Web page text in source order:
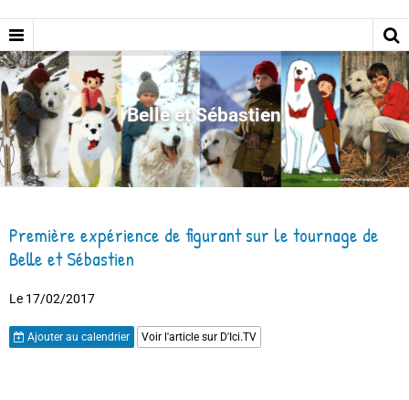
Belle et Sébastien
Première expérience de figurant sur le tournage de
Belle et Sébastien
Le 17/02/2017
Ajouter au calendrier Voir l'article sur D'Ici.TV